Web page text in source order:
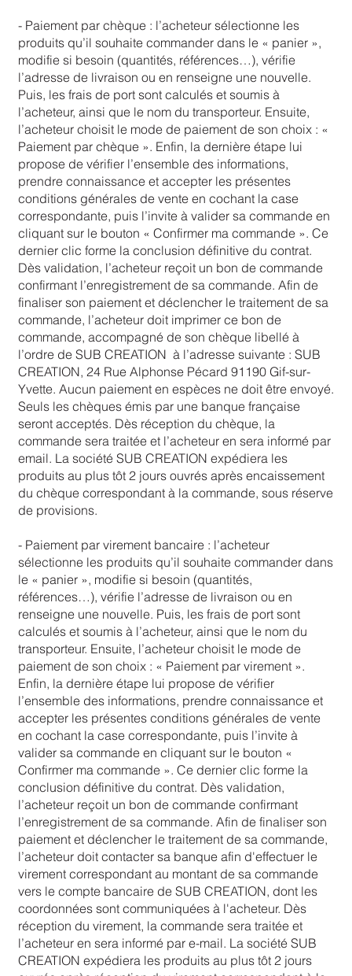
- Paiement par chèque : l’acheteur sélectionne les
produits qu’il souhaite commander dans le « panier »,
modifie si besoin (quantités, références…), vérifie
l’adresse de livraison ou en renseigne une nouvelle.
Puis, les frais de port sont calculés et soumis à
l’acheteur, ainsi que le nom du transporteur. Ensuite,
l’acheteur choisit le mode de paiement de son choix : «
Paiement par chèque ». Enfin, la dernière étape lui
propose de vérifier l’ensemble des informations,
prendre connaissance et accepter les présentes
conditions générales de vente en cochant la case
correspondante, puis l’invite à valider sa commande en
cliquant sur le bouton « Confirmer ma commande ». Ce
dernier clic forme la conclusion définitive du contrat.
Dès validation, l’acheteur reçoit un bon de commande
confirmant l’enregistrement de sa commande. Afin de
finaliser son paiement et déclencher le traitement de sa
commande, l’acheteur doit imprimer ce bon de
commande, accompagné de son chèque libellé à
l’ordre de SUB CREATION à l’adresse suivante : SUB
CREATION, 24 Rue Alphonse Pécard 91190 Gif-sur-
Yvette. Aucun paiement en espèces ne doit être envoyé.
Seuls les chèques émis par une banque française
seront acceptés. Dès réception du chèque, la
commande sera traitée et l’acheteur en sera informé par
email. La société SUB CREATION expédiera les
produits au plus tôt 2 jours ouvrés après encaissement
du chèque correspondant à la commande, sous réserve
de provisions.
- Paiement par virement bancaire : l’acheteur
sélectionne les produits qu’il souhaite commander dans
le « panier », modifie si besoin (quantités,
références…), vérifie l’adresse de livraison ou en
renseigne une nouvelle. Puis, les frais de port sont
calculés et soumis à l’acheteur, ainsi que le nom du
transporteur. Ensuite, l’acheteur choisit le mode de
paiement de son choix : « Paiement par virement ».
Enfin, la dernière étape lui propose de vérifier
l’ensemble des informations, prendre connaissance et
accepter les présentes conditions générales de vente
en cochant la case correspondante, puis l’invite à
valider sa commande en cliquant sur le bouton «
Confirmer ma commande ». Ce dernier clic forme la
conclusion définitive du contrat. Dès validation,
l’acheteur reçoit un bon de commande confirmant
l’enregistrement de sa commande. Afin de finaliser son
paiement et déclencher le traitement de sa commande,
l’acheteur doit contacter sa banque afin d'effectuer le
virement correspondant au montant de sa commande
vers le compte bancaire de SUB CREATION, dont les
coordonnées sont communiquées à l'acheteur. Dès
réception du virement, la commande sera traitée et
l’acheteur en sera informé par e-mail. La société SUB
CREATION expédiera les produits au plus tôt 2 jours